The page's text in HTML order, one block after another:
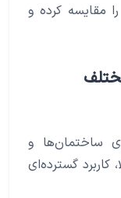
مقایسه کرده و
ساختمان‌ها و
کاربرد گسترده‌ای